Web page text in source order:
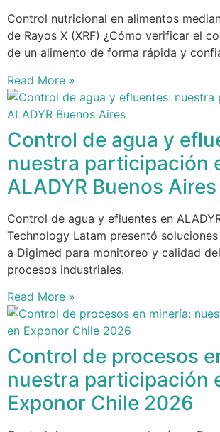
Control nutricional en alimentos
de Rayos X (XRF) ¿Cómo verificar el
de un alimento de forma rápida y
Read More »
Control de agua y
nuestra participación
ALADYR Buenos Aires
Control de agua y efluentes en
Technology Latam presentó
a Digimed para monitoreo y calidad
procesos industriales.
Read More »
Control de procesos
nuestra participación
Exponor Chile 2026